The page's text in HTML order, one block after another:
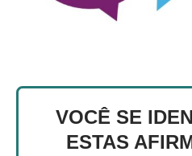
VOCÊ SE
ESTAS